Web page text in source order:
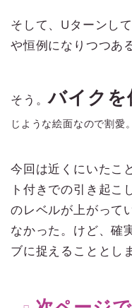
そして、Uターンし
や恒例になりつつあ
そう。バイクを
じような絵面なので割愛
今回は近くにいたこ
ト付きでの引き起こ
のレベルが上がって
なかった。けど、確
ブに捉えることとし